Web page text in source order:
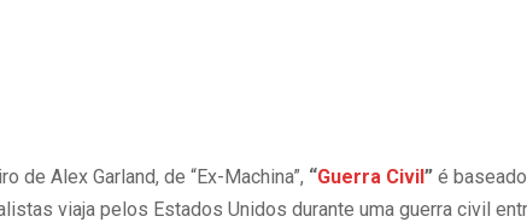
de Alex Garland, de “Ex-Machina”, “Guerra Civil” é
viaja pelos Estados Unidos durante uma guerra civil